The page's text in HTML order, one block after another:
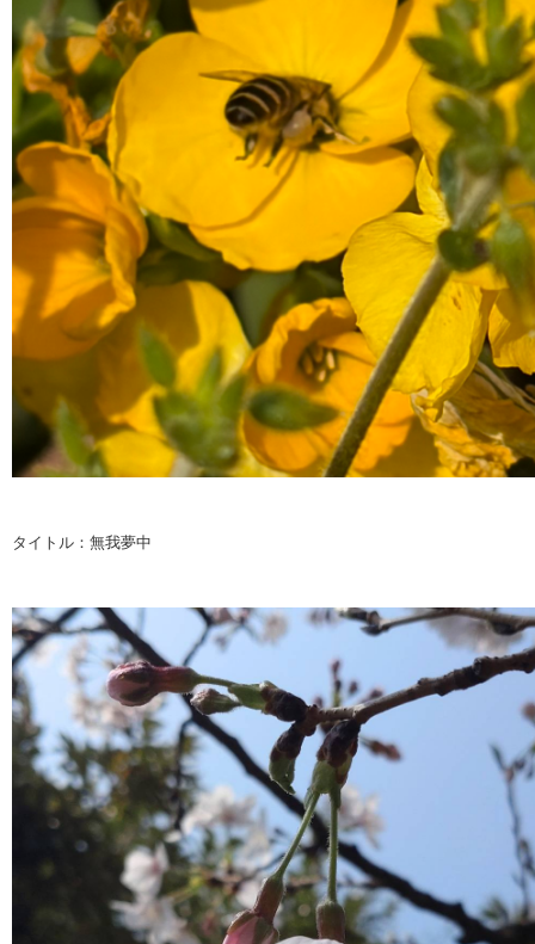
タイトル：無我夢中